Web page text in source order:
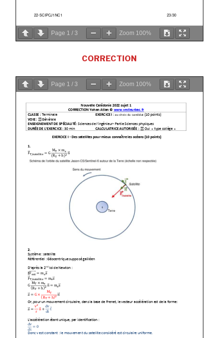
Page 1 / 3 Zoom 100%
CORRECTION
Page 1 / 3 Zoom 100%